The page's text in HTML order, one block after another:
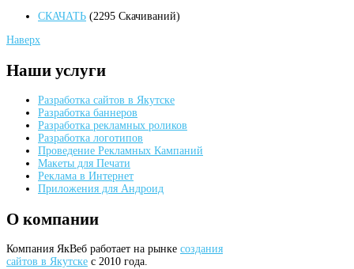
СКАЧАТЬ (2295 Скачиваний)
Наверх
Наши услуги
Разработка сайтов в Якутске
Разработка баннеров
Разработка рекламных роликов
Разработка логотипов
Проведение Рекламных Кампаний
Макеты для Печати
Реклама в Интернет
Приложения для Андроид
О компании
Компания ЯкВеб работает на рынке создания
сайтов в Якутске с 2010 года.